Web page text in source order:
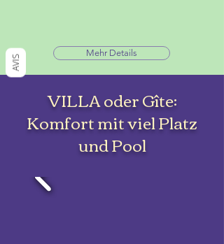
Mehr Details
VILLA oder Gîte:
Komfort mit viel Platz
und Pool
AVIS